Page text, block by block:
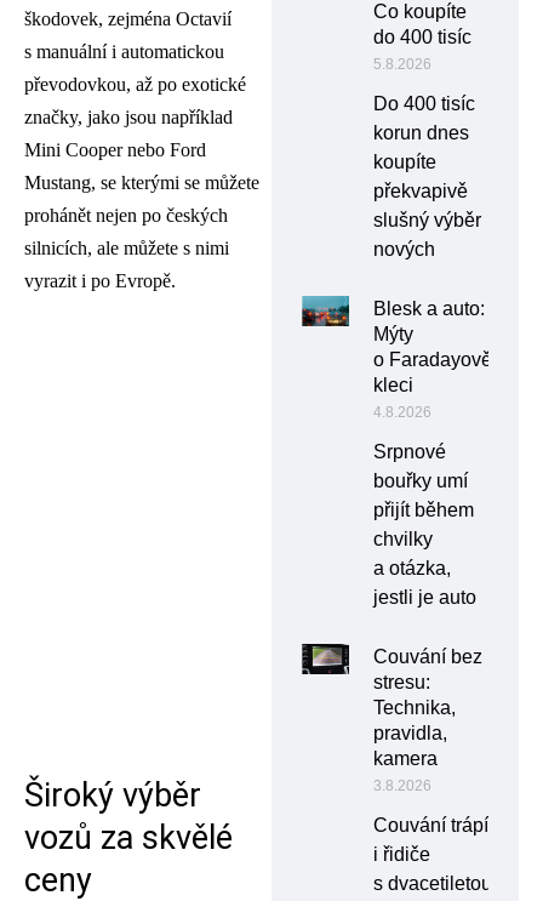
škodovek, zejména Octavií
s manuální i automatickou
převodovkou, až po exotické
značky, jako jsou například
Mini Cooper nebo Ford
Mustang, se kterými se můžete
prohánět nejen po českých
silnicích, ale můžete s nimi
vyrazit i po Evropě.
Široký výběr
vozů za skvělé
ceny
Co koupíte
do 400 tisíc
5.8.2026
Do 400 tisíc
korun dnes
koupíte
překvapivě
slušný výběr
nových
Blesk a auto:
Mýty
o Faradayově
kleci
4.8.2026
Srpnové
bouřky umí
přijít během
chvilky
a otázka,
jestli je auto
Couvání bez
stresu:
Technika,
pravidla,
kamera
3.8.2026
Couvání trápí
i řidiče
s dvacetiletou